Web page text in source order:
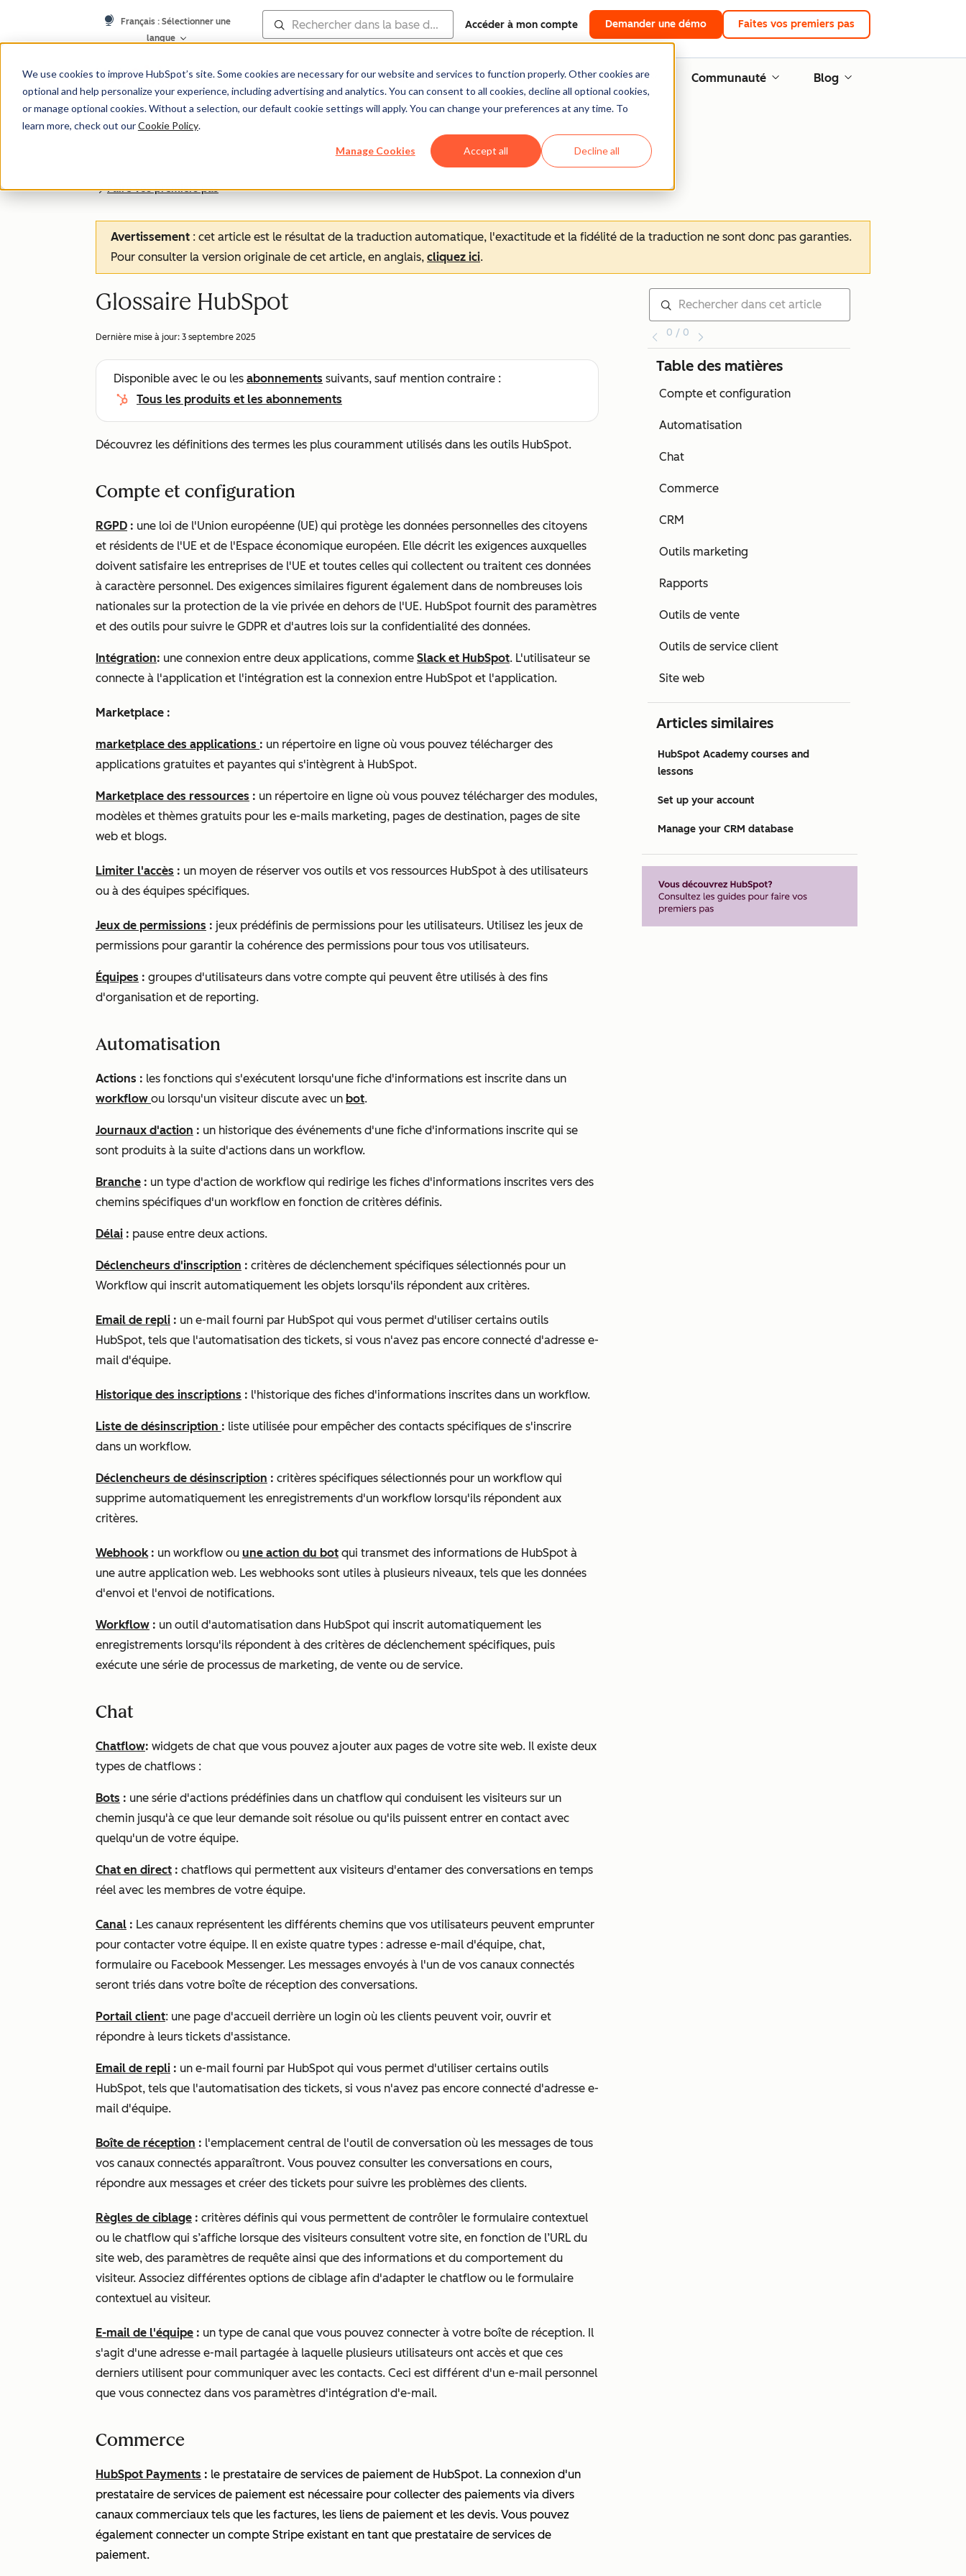
We use cookies to improve HubSpot’s site. Some cookies are necessary for our website and services to function properly. Other cookies are
optional and help personalize your experience, including advertising and analytics. You can consent to all cookies, decline all optional cookies,
or manage optional cookies. Without a selection, our default cookie settings will apply. You can change your preferences at any time. To
learn more, check out ourCookie Policy.
Manage Cookies Accept all Decline all
Français : Sélectionner une
langue
Accéder à mon compte Demander une démo Faites vos premiers pas
Base de connaissances
Centre d'aide Documentation Formation Communauté Blog
Faire vos premiers pas
Avertissement : cet article est le résultat de la traduction automatique, l'exactitude et la fidélité de la traduction ne sont donc pas garanties.
Pour consulter la version originale de cet article, en anglais, cliquez ici.
Glossaire HubSpot
Dernière mise à jour: 3 septembre 2025
Disponible avec le ou les abonnements suivants, sauf mention contraire :
Tous les produits et les abonnements
Découvrez les définitions des termes les plus couramment utilisés dans les outils HubSpot.
Compte et configuration
RGPD : une loi de l'Union européenne (UE) qui protège les données personnelles des citoyens
et résidents de l'UE et de l'Espace économique européen. Elle décrit les exigences auxquelles
doivent satisfaire les entreprises de l'UE et toutes celles qui collectent ou traitent ces données
à caractère personnel. Des exigences similaires figurent également dans de nombreuses lois
nationales sur la protection de la vie privée en dehors de l'UE. HubSpot fournit des paramètres
et des outils pour suivre le GDPR et d'autres lois sur la confidentialité des données.
Intégration: une connexion entre deux applications, comme Slack et HubSpot. L'utilisateur se
connecte à l'application et l'intégration est la connexion entre HubSpot et l'application.
Marketplace :
marketplace des applications : un répertoire en ligne où vous pouvez télécharger des
applications gratuites et payantes qui s'intègrent à HubSpot.
Marketplace des ressources : un répertoire en ligne où vous pouvez télécharger des modules,
modèles et thèmes gratuits pour les e-mails marketing, pages de destination, pages de site
web et blogs.
Limiter l'accès : un moyen de réserver vos outils et vos ressources HubSpot à des utilisateurs
ou à des équipes spécifiques.
Jeux de permissions : jeux prédéfinis de permissions pour les utilisateurs. Utilisez les jeux de
permissions pour garantir la cohérence des permissions pour tous vos utilisateurs.
Équipes : groupes d'utilisateurs dans votre compte qui peuvent être utilisés à des fins
d'organisation et de reporting.
Automatisation
Actions : les fonctions qui s'exécutent lorsqu'une fiche d'informations est inscrite dans un
workflow ou lorsqu'un visiteur discute avec un bot.
Journaux d'action : un historique des événements d'une fiche d'informations inscrite qui se
sont produits à la suite d'actions dans un workflow.
Branche : un type d'action de workflow qui redirige les fiches d'informations inscrites vers des
chemins spécifiques d'un workflow en fonction de critères définis.
Délai : pause entre deux actions.
Déclencheurs d'inscription : critères de déclenchement spécifiques sélectionnés pour un
Workflow qui inscrit automatiquement les objets lorsqu'ils répondent aux critères.
Email de repli : un e-mail fourni par HubSpot qui vous permet d'utiliser certains outils
HubSpot, tels que l'automatisation des tickets, si vous n'avez pas encore connecté d'adresse e-
mail d'équipe.
Historique des inscriptions : l'historique des fiches d'informations inscrites dans un workflow.
Liste de désinscription : liste utilisée pour empêcher des contacts spécifiques de s'inscrire
dans un workflow.
Déclencheurs de désinscription : critères spécifiques sélectionnés pour un workflow qui
supprime automatiquement les enregistrements d'un workflow lorsqu'ils répondent aux
critères.
Webhook: un workflow ou une action du bot qui transmet des informations de HubSpot à
une autre application web. Les webhooks sont utiles à plusieurs niveaux, tels que les données
d'envoi et l'envoi de notifications.
Workflow : un outil d'automatisation dans HubSpot qui inscrit automatiquement les
enregistrements lorsqu'ils répondent à des critères de déclenchement spécifiques, puis
exécute une série de processus de marketing, de vente ou de service.
Chat
Chatflow: widgets de chat que vous pouvez ajouter aux pages de votre site web. Il existe deux
types de chatflows :
Bots : une série d'actions prédéfinies dans un chatflow qui conduisent les visiteurs sur un
chemin jusqu'à ce que leur demande soit résolue ou qu'ils puissent entrer en contact avec
quelqu'un de votre équipe.
Chat en direct : chatflows qui permettent aux visiteurs d'entamer des conversations en temps
réel avec les membres de votre équipe.
Canal : Les canaux représentent les différents chemins que vos utilisateurs peuvent emprunter
pour contacter votre équipe. Il en existe quatre types : adresse e-mail d'équipe, chat,
formulaire ou Facebook Messenger. Les messages envoyés à l'un de vos canaux connectés
seront triés dans votre boîte de réception des conversations.
Portail client: une page d'accueil derrière un login où les clients peuvent voir, ouvrir et
répondre à leurs tickets d'assistance.
Email de repli : un e-mail fourni par HubSpot qui vous permet d'utiliser certains outils
HubSpot, tels que l'automatisation des tickets, si vous n'avez pas encore connecté d'adresse e-
mail d'équipe.
Boîte de réception : l'emplacement central de l'outil de conversation où les messages de tous
vos canaux connectés apparaîtront. Vous pouvez consulter les conversations en cours,
répondre aux messages et créer des tickets pour suivre les problèmes des clients.
Règles de ciblage : critères définis qui vous permettent de contrôler le formulaire contextuel
ou le chatflow qui s’affiche lorsque des visiteurs consultent votre site, en fonction de l’URL du
site web, des paramètres de requête ainsi que des informations et du comportement du
visiteur. Associez différentes options de ciblage afin d'adapter le chatflow ou le formulaire
contextuel au visiteur.
E-mail de l'équipe : un type de canal que vous pouvez connecter à votre boîte de réception. Il
s'agit d'une adresse e-mail partagée à laquelle plusieurs utilisateurs ont accès et que ces
derniers utilisent pour communiquer avec les contacts. Ceci est différent d'un e-mail personnel
que vous connectez dans vos paramètres d'intégration d'e-mail.
Commerce
HubSpot Payments : le prestataire de services de paiement de HubSpot. La connexion d'un
prestataire de services de paiement est nécessaire pour collecter des paiements via divers
canaux commerciaux tels que les factures, les liens de paiement et les devis. Vous pouvez
également connecter un compte Stripe existant en tant que prestataire de services de
paiement.
0 / 0
Table des matières
Compte et configuration
Automatisation
Chat
Commerce
CRM
Outils marketing
Rapports
Outils de vente
Outils de service client
Site web
Articles similaires
HubSpot Academy courses and
lessons
Set up your account
Manage your CRM database